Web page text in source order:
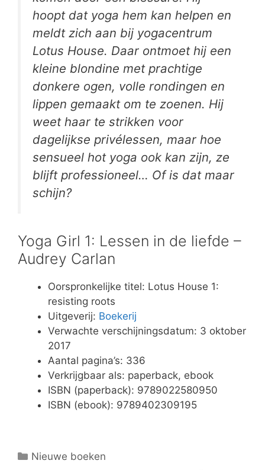
hoopt dat yoga hem kan helpen en
meldt zich aan bij yogacentrum
Lotus House. Daar ontmoet hij een
kleine blondine met prachtige
donkere ogen, volle rondingen en
lippen gemaakt om te zoenen. Hij
weet haar te strikken voor
dagelijkse privélessen, maar hoe
sensueel hot yoga ook kan zijn, ze
blijft professioneel… Of is dat maar
schijn?
Yoga Girl 1: Lessen in de liefde –
Audrey Carlan
Oorspronkelijke titel: Lotus House 1:
resisting roots
Uitgeverij: Boekerij
Verwachte verschijningsdatum: 3 oktober
2017
Aantal pagina’s: 336
Verkrijgbaar als: paperback, ebook
ISBN (paperback): 9789022580950
ISBN (ebook): 9789402309195
Categorieën
Nieuwe boeken